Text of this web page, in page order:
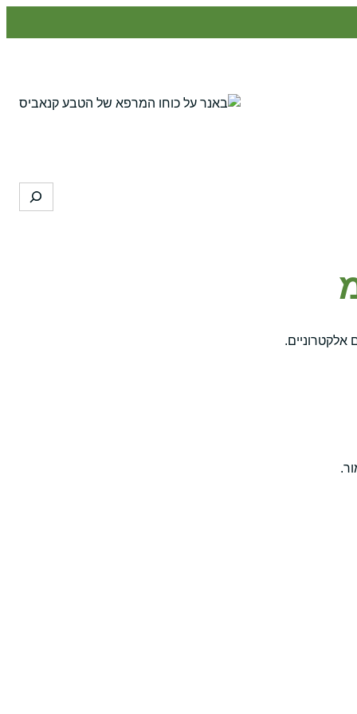
Search
אלקטרוניים.